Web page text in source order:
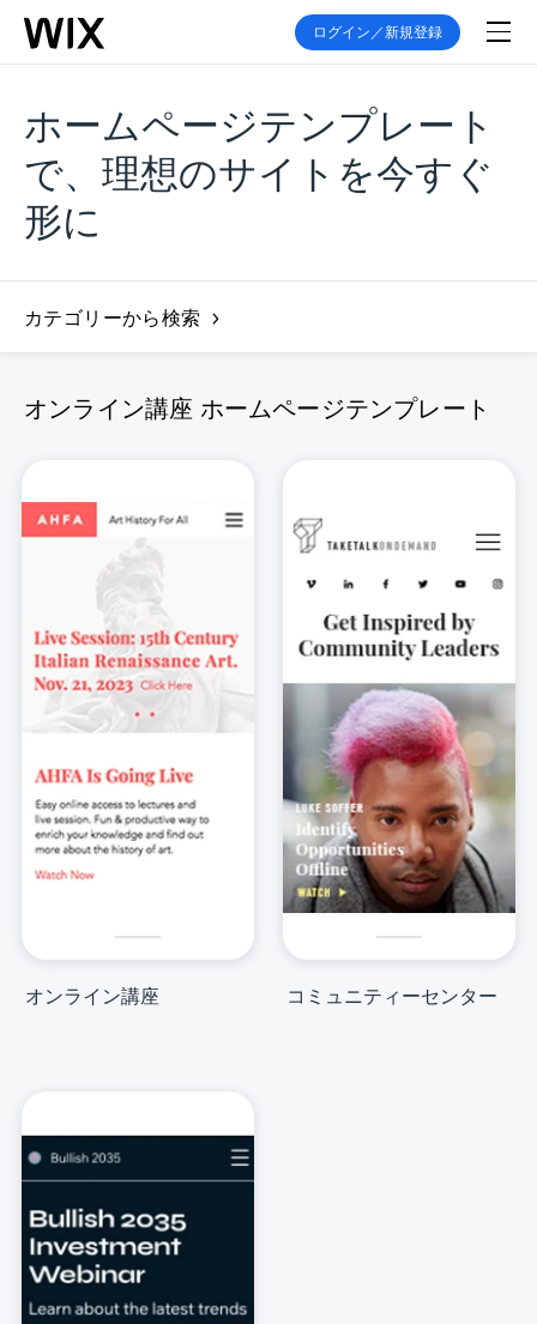
ログイン／新規登録
ホームページテンプレート
で、理想のサイトを今すぐ
形に
カテゴリーから検索
オンライン講座 ホームページテンプレート
オンライン講座 コミュニティーセンター